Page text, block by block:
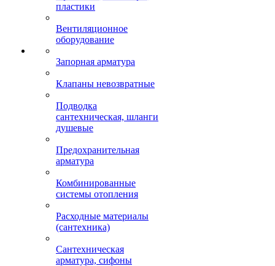
пластики
Вентиляционное
оборудование
Запорная арматура
Клапаны невозвратные
Подводка
сантехническая, шланги
душевые
Предохранительная
арматура
Комбинированные
системы отопления
Расходные материалы
(сантехника)
Сантехническая
арматура, сифоны